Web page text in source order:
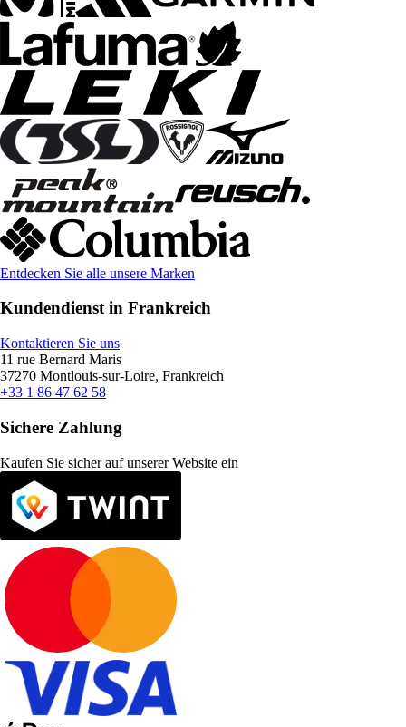
Entdecken Sie alle unsere Marken
Kundendienst in Frankreich
Kontaktieren Sie uns
11 rue Bernard Maris
37270 Montlouis-sur-Loire, Frankreich
+33 1 86 47 62 58
Sichere Zahlung
Kaufen Sie sicher auf unserer Website ein